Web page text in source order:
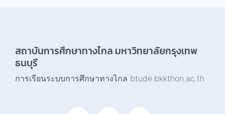
สถาบันการศึกษาทางไกล มหาวิทยาลัยกรุงเทพ
ธนบุรี
การเรียนระบบการศึกษาทางไกล btude.bkkthon.ac.th